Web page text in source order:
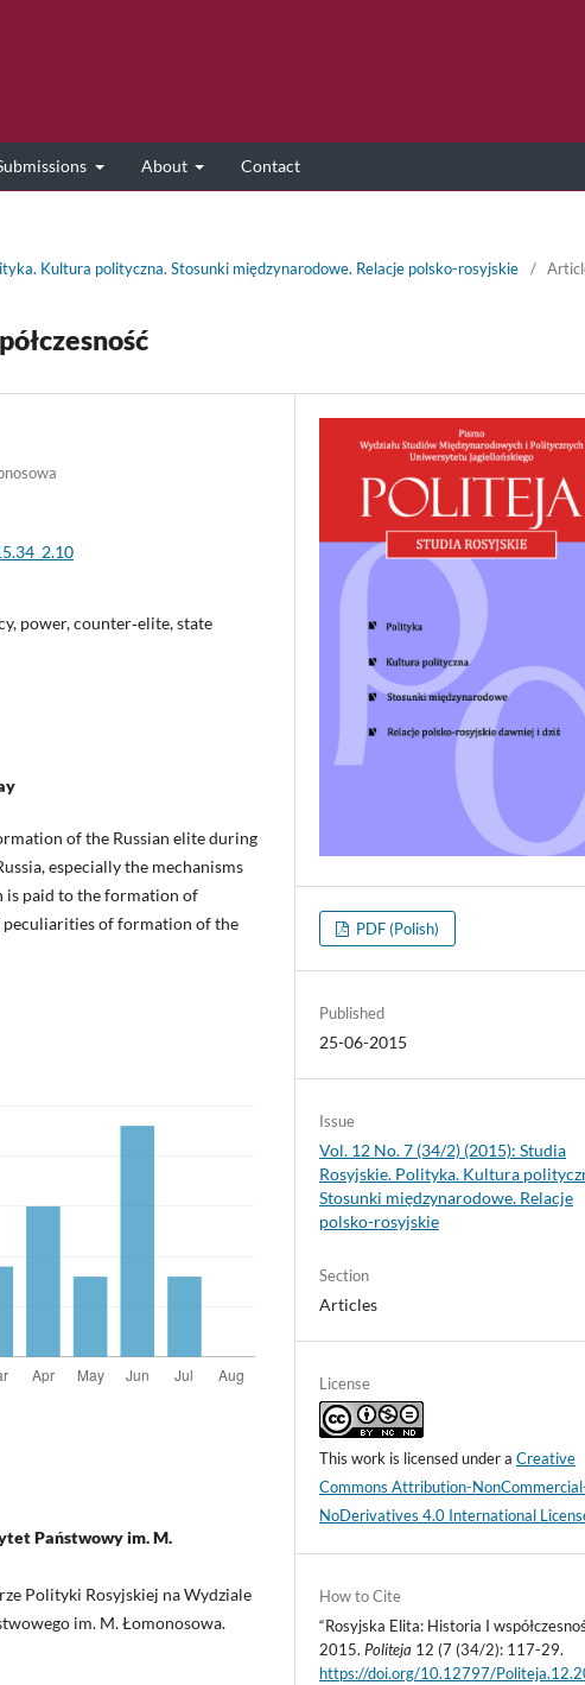
About Contact
Kultura polityczna. Stosunki międzynarodowe. Relacje polsko-rosyjskie
/
power, counter‑elite, state
of the Russian elite during
especially the mechanisms
is paid to the formation of
peculiarities of formation of the
Państwowy im. M.
Polityki Rosyjskiej na Wydziale
im. M. Łomonosowa.
PDF (Polish)
Published
25-06-2015
Issue
Vol. 12 No. 7 (34/2) (2015): Studia
Rosyjskie. Polityka. Kultura
Stosunki międzynarodowe. Relacje
polsko-rosyjskie
Section
Articles
License
This work is licensed under aCreative
Commons Attribution-
NoDerivatives 4.0 International
How to Cite
“Rosyjska Elita: Historia I
2015. Politeja 12 (7 (34/2): 117-29.
https://doi.org/10.12797/